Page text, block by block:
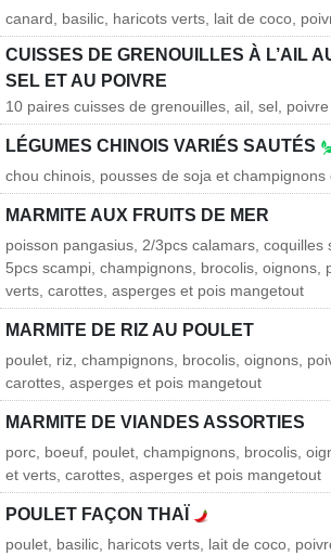
canard, basilic, haricots verts, lait de coco,
CUISSES DE GRENOUILLES À L’AIL
SEL ET AU POIVRE
10 paires cuisses de grenouilles, ail, sel,
LÉGUMES CHINOIS VARIÉS SAUTÉS
chou chinois, pousses de soja et champignons
MARMITE AUX FRUITS DE MER
poisson pangasius, 2/3pcs calamars, coquilles
5pcs scampi, champignons, brocolis, oignons,
verts, carottes, asperges et pois mangetout
MARMITE DE RIZ AU POULET
poulet, riz, champignons, brocolis, oignons,
carottes, asperges et pois mangetout
MARMITE DE VIANDES ASSORTIES
porc, boeuf, poulet, champignons, brocolis,
et verts, carottes, asperges et pois mangetout
POULET FAÇON THAÏ
poulet, basilic, haricots verts, lait de coco,